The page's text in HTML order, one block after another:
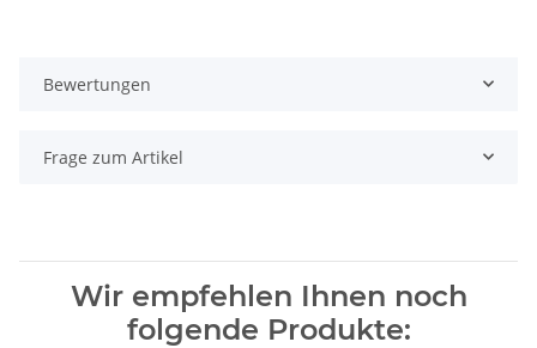
Bewertungen
Frage zum Artikel
Wir empfehlen Ihnen noch
folgende Produkte: